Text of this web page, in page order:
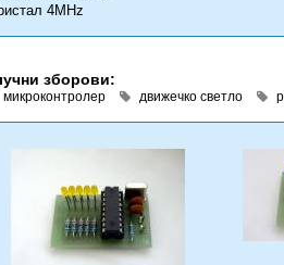
4MHz
зборови:
микроконтролер движечко светло